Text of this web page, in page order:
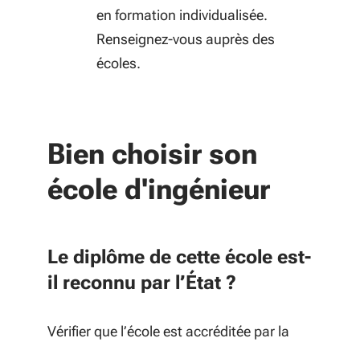
en formation individualisée.
Renseignez-vous auprès des
écoles.
Bien choisir son
école d'ingénieur
Le diplôme de cette école est-
il reconnu par l’État ?
Vérifier que l’école est accréditée par la